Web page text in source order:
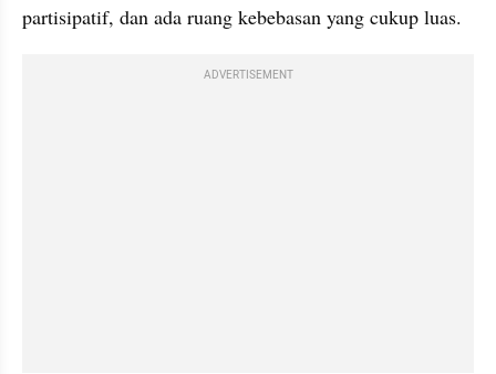
partisipatif, dan ada ruang kebebasan yang cukup luas.
ADVERTISEMENT